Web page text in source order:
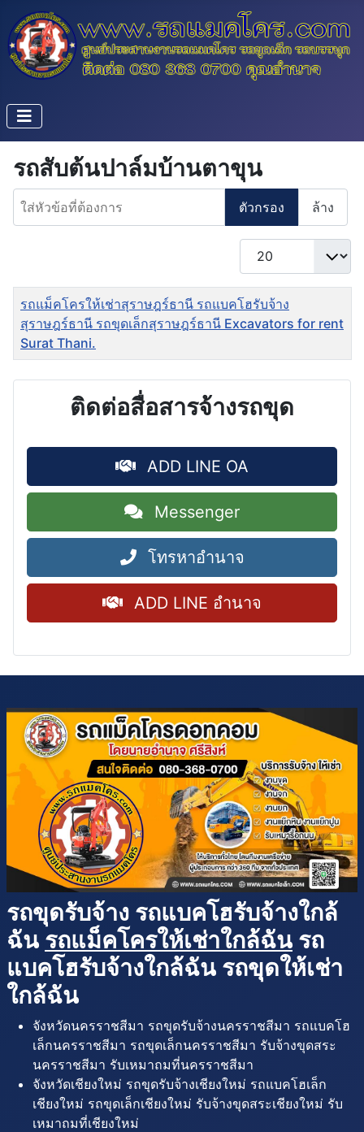
รถสับต้นปาล์มบ้านตาขุน
ใส่หัวข้อที่ต้องการ
ตัวกรอง ล้าง
แสดง #
ชื่อ
รถแม็คโครให้เช่าสุราษฎร์ธานี รถแบคโฮรับจ้าง
สุราษฎร์ธานี รถขุดเล็กสุราษฎร์ธานี Excavators for rent
Surat Thani.
ติดต่อสื่อสารจ้างรถขุด
ADD LINE OA
Messenger
โทรหาอำนาจ
ADD LINE อำนาจ
รถขุดรับจ้าง รถแบคโฮรับจ้างใกล้
ฉัน รถแม็คโครให้เช่าใกล้ฉัน รถ
แบคโฮรับจ้างใกล้ฉัน รถขุดให้เช่า
ใกล้ฉัน
จังหวัดนครราชสีมา รถขุดรับจ้างนครราชสีมา รถแบคโฮ
เล็กนครราชสีมา รถขุดเล็กนครราชสีมา รับจ้างขุดสระ
นครราชสีมา รับเหมาถมที่นครราชสีมา
จังหวัดเชียงใหม่ รถขุดรับจ้างเชียงใหม่ รถแบคโฮเล็ก
เชียงใหม่ รถขุดเล็กเชียงใหม่ รับจ้างขุดสระเชียงใหม่ รับ
เหมาถมที่เชียงใหม่